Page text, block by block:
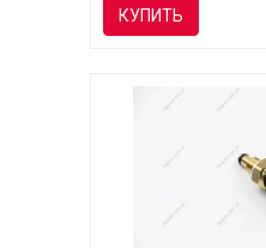
КУПИТЬ